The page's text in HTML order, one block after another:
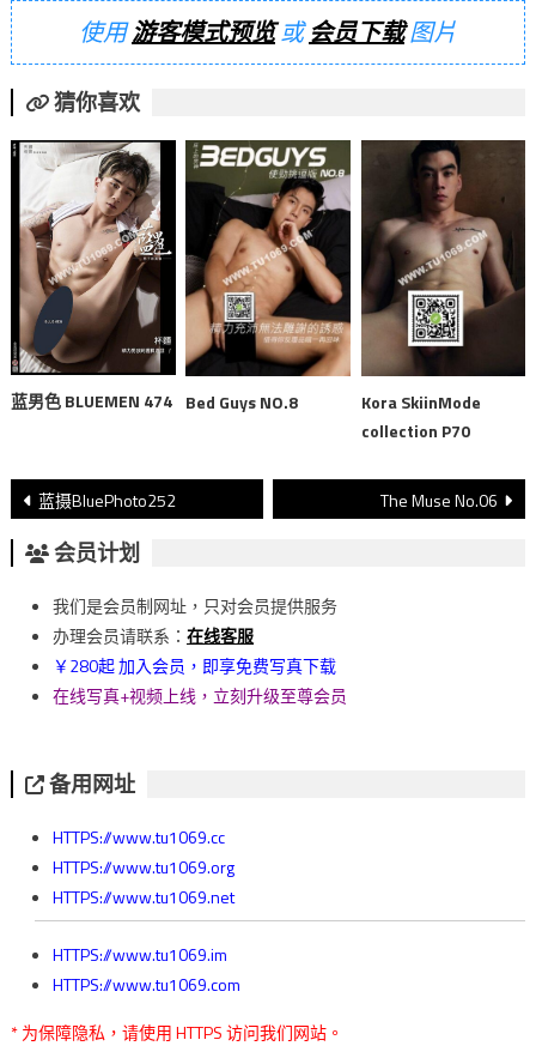
使用游客模式预览或会员下载图片
猜你喜欢
蓝男色 BLUEMEN 474 Bed Guys NO.8
Kora SkiinMode
collection P70
文
章
導
覽
蓝摄BluePhoto252 The Muse No.06
会员计划
我们是会员制网址，只对会员提供服务
办理会员请联系： 在线客服
￥280起 加入会员，即享免费写真下载
在线写真+视频上线，立刻升级至尊会员
备用网址
HTTPS://www.tu1069.cc
HTTPS://www.tu1069.org
HTTPS://www.tu1069.net
HTTPS://www.tu1069.im
HTTPS://www.tu1069.com
* 为保障隐私，请使用 HTTPS 访问我们网站。